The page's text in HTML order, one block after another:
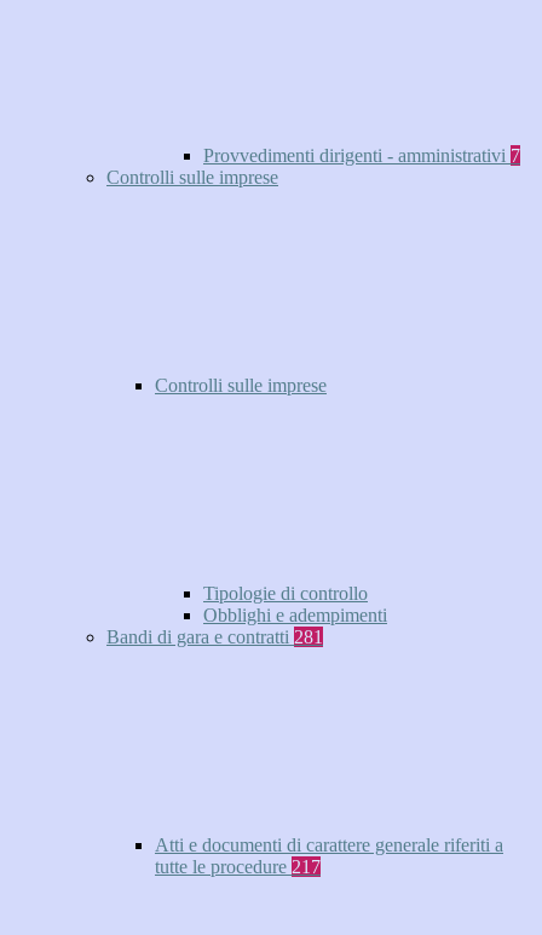
Provvedimenti dirigenti - amministrativi 7
Controlli sulle imprese
Controlli sulle imprese
Tipologie di controllo
Obblighi e adempimenti
Bandi di gara e contratti 281
Atti e documenti di carattere generale riferiti a
tutte le procedure 217